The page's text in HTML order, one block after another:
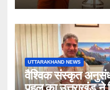
UTTARAKHAND NEWS
वैश्विक संस्कृत